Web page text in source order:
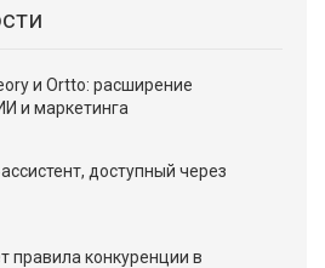
и Ortto: расширение
и маркетинга
доступный через
правила конкуренции в